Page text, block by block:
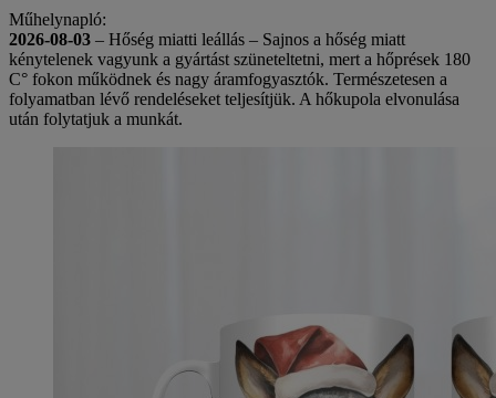
Műhelynapló:
2026-08-03 – Hőség miatti leállás – Sajnos a hőség miatt
kénytelenek vagyunk a gyártást szüneteltetni, mert a hőprések 180
C° fokon működnek és nagy áramfogyasztók. Természetesen a
folyamatban lévő rendeléseket teljesítjük. A hőkupola elvonulása
után folytatjuk a munkát.